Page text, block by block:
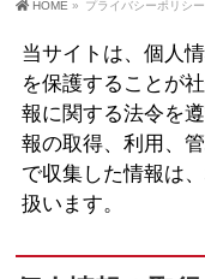
HOME » プライバシーポリシー
当サイトは、個人
を保護することが
報に関する法令を
報の取得、利用、
で収集した情報は
扱います。